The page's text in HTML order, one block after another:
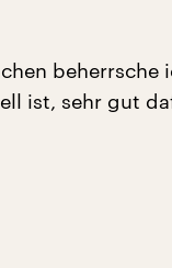
beherrsche
ist, sehr gut